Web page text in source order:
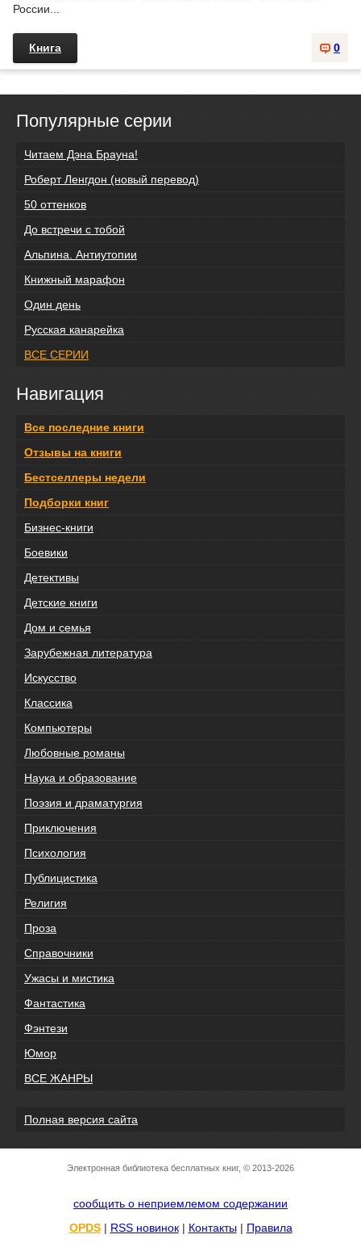
России...
0
Книга
Популярные серии
Читаем Дэна Брауна!
Роберт Ленгдон (новый перевод)
50 оттенков
До встречи с тобой
Альпина. Антиутопии
Книжный марафон
Один день
Русская канарейка
ВСЕ СЕРИИ
Навигация
Все последние книги
Отзывы на книги
Бестселлеры недели
Подборки книг
Бизнес-книги
Боевики
Детективы
Детские книги
Дом и семья
Зарубежная литература
Искусство
Классика
Компьютеры
Любовные романы
Наука и образование
Поэзия и драматургия
Приключения
Психология
Публицистика
Религия
Проза
Справочники
Ужасы и мистика
Фантастика
Фэнтези
Юмор
ВСЕ ЖАНРЫ
Полная версия сайта
Электронная библиотека бесплатных книг, © 2013-2026
сообщить о неприемлемом содержании
OPDS| RSS новинок| Контакты| Правила